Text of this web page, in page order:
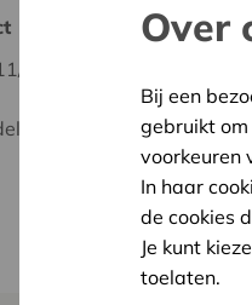
2025
Over
Bij een
gebruikt
voorkeuren
In haar
de cookies
Je kunt
toelaten.